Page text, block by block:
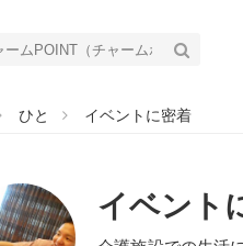
ひと イベントに密着
イベント